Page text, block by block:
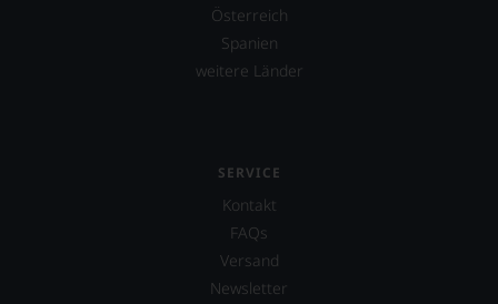
Österreich
Spanien
weitere Länder
SERVICE
Kontakt
FAQs
Versand
Newsletter